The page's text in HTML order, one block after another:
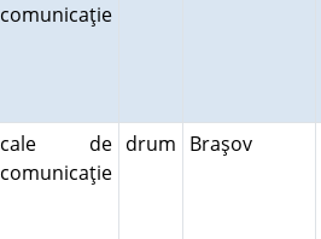
comunicaţie
cale de
comunicaţie
drum Braşov